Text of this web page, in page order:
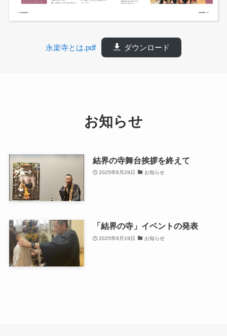
永楽寺とは.pdf ダウンロード
お知らせ
結界の寺舞台挨拶を終えて
2025年6月29日 お知らせ
「結界の寺」イベントの発表
2025年6月19日 お知らせ